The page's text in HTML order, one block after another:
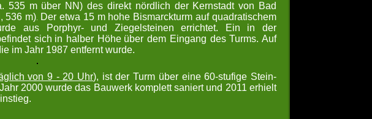
535 m über NN) des direkt nördlich der Kernstadt von Bad
536 m). Der etwa 15 m hohe Bismarckturm auf quadratischem
aus Porphyr- und Ziegelsteinen errichtet. Ein in der
sich in halber Höhe über dem Eingang des Turms. Auf
im Jahr 1987 entfernt wurde.
von 9 - 20 Uhr), ist der Turm über eine 60-stufige Stein-
Jahr 2000 wurde das Bauwerk komplett saniert und 2011 erhielt